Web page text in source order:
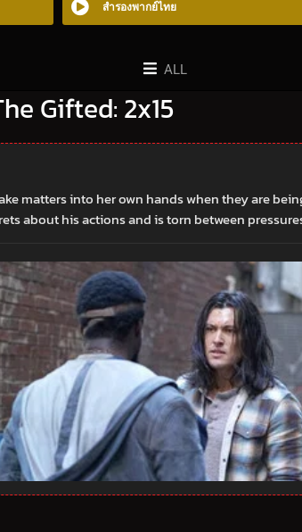
สำรองพากย์ไทย
ALL
Gifted: 2x15
matters into her own hands when they are
about his actions and is torn between